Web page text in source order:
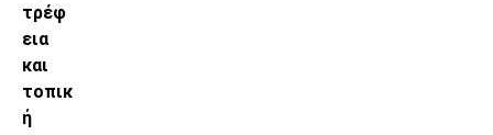
τρέφ
εια
και
τοπικ
ή